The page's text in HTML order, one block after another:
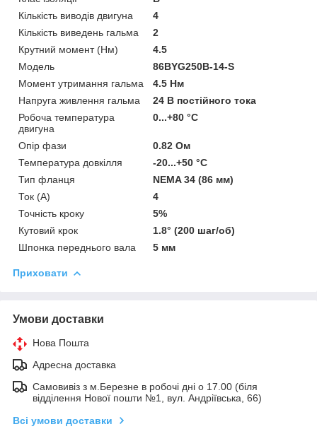
Кількість виводів двигуна
4
Кількість виведень гальма
2
Крутний момент (Нм)
4.5
Мoдель
86BYG250B-14-S
Момент утримання гальма
4.5 Нм
Напруга живлення гальма
24 В постійного тока
Робоча температура
двигуна
0...+80 °C
Опір фази
0.82 Ом
Температура довкілля
-20...+50 °C
Тип фланця
NEMA 34 (86 мм)
Ток (A)
4
Точність кроку
5%
Кутовий крок
1.8° (200 шаг/об)
Шпонка переднього вала
5 мм
Приховати
Умови доставки
Нова Пошта
Адресна доставка
Самовивіз з м.Березне в робочі дні о 17.00 (біля
відділення Нової пошти №1, вул. Андріївська, 66)
Всі умови доставки